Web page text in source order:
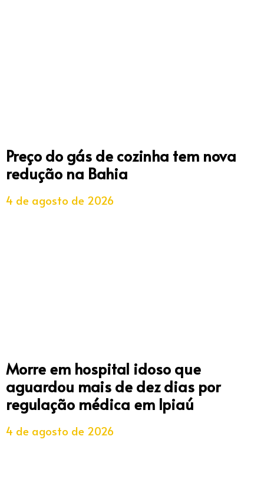
Preço do gás de cozinha tem nova
redução na Bahia
4 de agosto de 2026
Morre em hospital idoso que
aguardou mais de dez dias por
regulação médica em Ipiaú
4 de agosto de 2026